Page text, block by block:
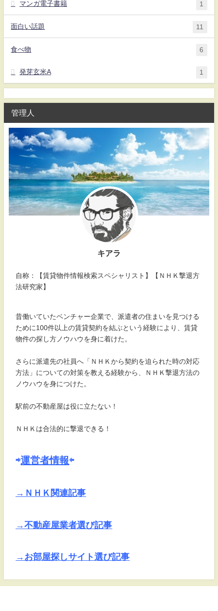
マンガ電子書籍 1
面白い話題 11
食べ物 6
発芽玄米A 1
管理人
キアラ
自称：【賃貸物件情報検索スペシャリスト】【ＮＨＫ撃退方
法研究家】
昔働いていたベンチャー企業で、派遣者の住まいを見つける
ために100件以上の賃貸契約を結ぶという経験により、賃貸
物件の探し方ノウハウを身に着けた。
さらに派遣先の社員へ「ＮＨＫから契約を迫られた時の対応
方法」についての対策を教える経験から、ＮＨＫ撃退方法の
ノウハウを身につけた。
駅前の不動産屋は役に立たない！
ＮＨＫは合法的に撃退できる！
⇨運営者情報⇦
→ＮＨＫ関連記事
→不動産屋業者選び記事
→お部屋探しサイト選び記事